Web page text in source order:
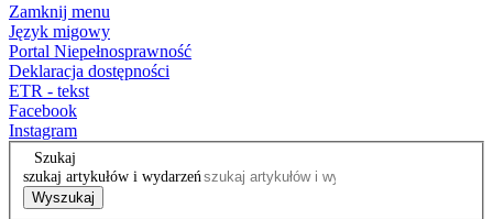
Zamknij menu
Język migowy
Portal Niepełnosprawność
Deklaracja dostępności
ETR - tekst
Facebook
Instagram
Szukaj
szukaj artykułów i wydarzeń
Wyszukaj